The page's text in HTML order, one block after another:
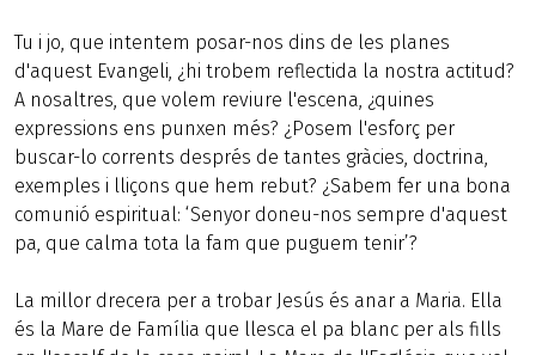
Tu i jo, que intentem posar-nos dins de les planes
d'aquest Evangeli, ¿hi trobem reflectida la nostra actitud?
A nosaltres, que volem reviure l'escena, ¿quines
expressions ens punxen més? ¿Posem l'esforç per
buscar-lo corrents després de tantes gràcies, doctrina,
exemples i lliçons que hem rebut? ¿Sabem fer una bona
comunió espiritual: ‘Senyor doneu-nos sempre d'aquest
pa, que calma tota la fam que puguem tenir’?
La millor drecera per a trobar Jesús és anar a Maria. Ella
és la Mare de Família que llesca el pa blanc per als fills